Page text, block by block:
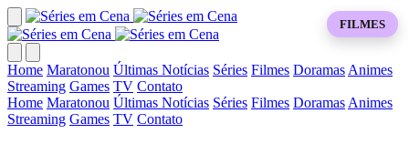
Home Maratonou Últimas Notícias Séries Filmes Doramas Animes
Streaming Games TV Contato
Home Maratonou Últimas Notícias Séries Filmes Doramas Animes
Streaming Games TV Contato
FILMES